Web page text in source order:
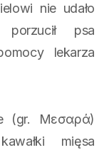
nie udało
psa
lekarza
(gr. Μεσαρά)
mięsa